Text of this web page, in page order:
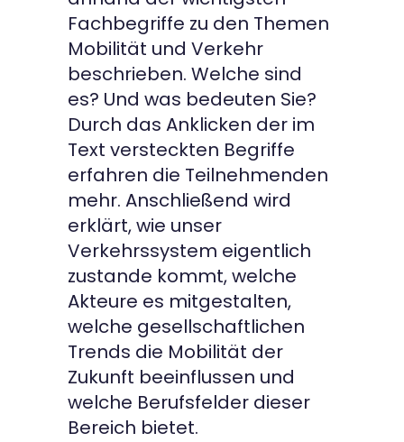
Fachbegriffe zu den Themen
Mobilität und Verkehr
beschrieben. Welche sind
es? Und was bedeuten Sie?
Durch das Anklicken der im
Text versteckten Begriffe
erfahren die Teilnehmenden
mehr. Anschließend wird
erklärt, wie unser
Verkehrssystem eigentlich
zustande kommt, welche
Akteure es mitgestalten,
welche gesellschaftlichen
Trends die Mobilität der
Zukunft beeinflussen und
welche Berufsfelder dieser
Bereich bietet.